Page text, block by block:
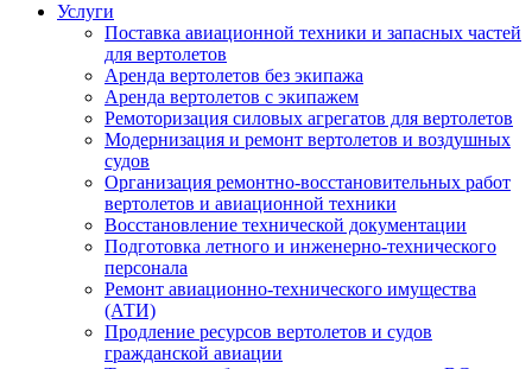
Услуги
Поставка авиационной техники и запасных частей
для вертолетов
Аренда вертолетов без экипажа
Аренда вертолетов с экипажем
Ремоторизация силовых агрегатов для вертолетов
Модернизация и ремонт вертолетов и воздушных
судов
Организация ремонтно-восстановительных работ
вертолетов и авиационной техники
Восстановление технической документации
Подготовка летного и инженерно-технического
персонала
Ремонт авиационно-технического имущества
(АТИ)
Продление ресурсов вертолетов и судов
гражданской авиации